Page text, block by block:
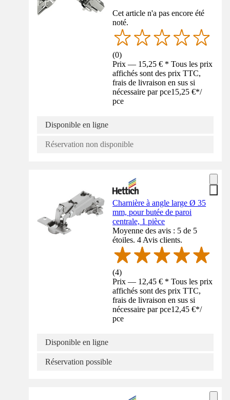
Cet article n'a pas encore été
noté.
(0)
Prix — 15,25 € * Tous les prix
affichés sont des prix TTC,
frais de livraison en sus si
nécessaire par pce15,25 €*/
pce
Disponible en ligne
Réservation non disponible
Charnière à angle large Ø 35
mm, pour butée de paroi
centrale, 1 pièce
Moyenne des avis : 5 de 5
étoiles. 4 Avis clients.
(4)
Prix — 12,45 € * Tous les prix
affichés sont des prix TTC,
frais de livraison en sus si
nécessaire par pce12,45 €*/
pce
Disponible en ligne
Réservation possible